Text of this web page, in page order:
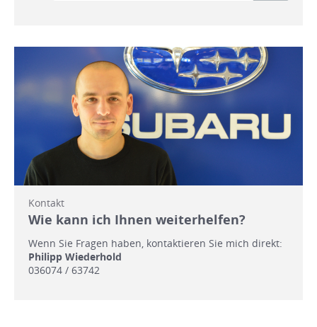
Kontakt
Wie kann ich Ihnen weiterhelfen?
Wenn Sie Fragen haben, kontaktieren Sie mich direkt:
Philipp Wiederhold
036074 / 63742